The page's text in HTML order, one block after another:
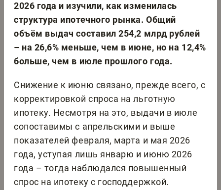
2026 года и изучили, как изменилась
структура ипотечного рынка. Общий
объём выдач составил 254,2 млрд рублей
– на 26,6% меньше, чем в июне, но на 12,4%
больше, чем в июле прошлого года.
Снижение к июню связано, прежде всего, с
корректировкой спроса на льготную
ипотеку. Несмотря на это, выдачи в июле
сопоставимы с апрельскими и выше
показателей февраля, марта и мая 2026
года, уступая лишь январю и июню 2026
года – тогда наблюдался повышенный
спрос на ипотеку с господдержкой.